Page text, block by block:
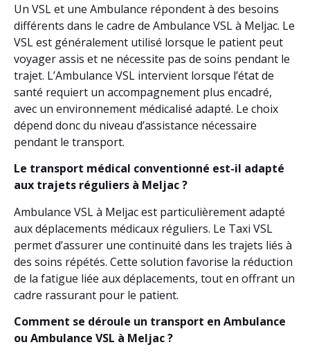
Un VSL et une Ambulance répondent à des besoins
différents dans le cadre de Ambulance VSL à Meljac. Le
VSL est généralement utilisé lorsque le patient peut
voyager assis et ne nécessite pas de soins pendant le
trajet. L’Ambulance VSL intervient lorsque l’état de
santé requiert un accompagnement plus encadré,
avec un environnement médicalisé adapté. Le choix
dépend donc du niveau d’assistance nécessaire
pendant le transport.
Le transport médical conventionné est-il adapté
aux trajets réguliers à Meljac ?
Ambulance VSL à Meljac est particulièrement adapté
aux déplacements médicaux réguliers. Le Taxi VSL
permet d’assurer une continuité dans les trajets liés à
des soins répétés. Cette solution favorise la réduction
de la fatigue liée aux déplacements, tout en offrant un
cadre rassurant pour le patient.
Comment se déroule un transport en Ambulance
ou Ambulance VSL à Meljac ?